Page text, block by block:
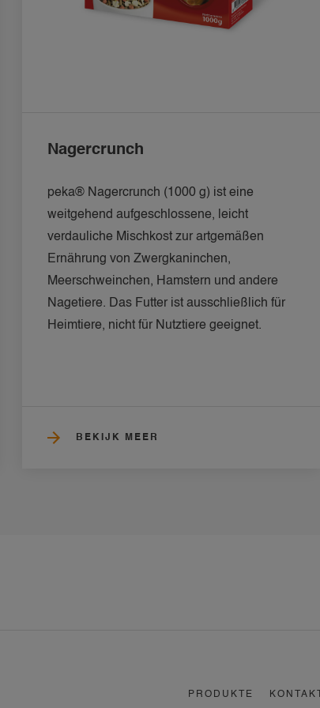
Nagercrunch
peka® Nagercrunch (1000 g) ist eine
weitgehend aufgeschlossene, leicht
verdauliche Mischkost zur artgemäßen
Ernährung von Zwergkaninchen,
Meerschweinchen, Hamstern und andere
Nagetiere. Das Futter ist ausschließlich für
Heimtiere, nicht für Nutztiere geeignet.
BEKIJK MEER
PRODUKTE KONTAKT